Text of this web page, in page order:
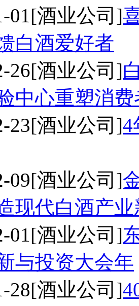
01[酒业公司]
白酒爱好者
26[酒业公司]
中心重塑消费
23[酒业公司]4
09[酒业公司]
现代白酒产业
01[酒业公司]
与投资大会年
28[酒业公司]